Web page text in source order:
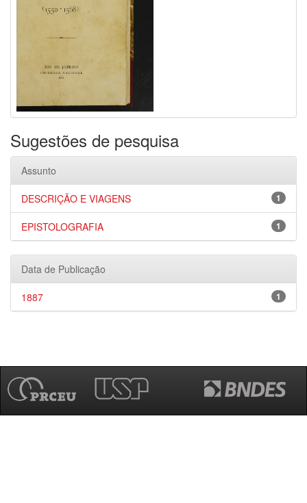
Sugestões de pesquisa
Assunto
1
DESCRIÇÃO E VIAGENS
1
EPISTOLOGRAFIA
Data de Publicação
1
1887